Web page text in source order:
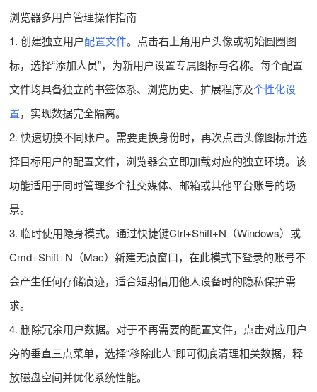
浏览器多用户管理操作指南
1. 创建独立用户配置文件。点击右上角用户头像或初始圆圈图
标，选择“添加人员”，为新用户设置专属图标与名称。每个配置
文件均具备独立的书签体系、浏览历史、扩展程序及个性化设
置，实现数据完全隔离。
2. 快速切换不同账户。需要更换身份时，再次点击头像图标并选
择目标用户的配置文件，浏览器会立即加载对应的独立环境。该
功能适用于同时管理多个社交媒体、邮箱或其他平台账号的场
景。
3. 临时使用隐身模式。通过快捷键Ctrl+Shift+N（Windows）或
Cmd+Shift+N（Mac）新建无痕窗口，在此模式下登录的账号不
会产生任何存储痕迹，适合短期借用他人设备时的隐私保护需
求。
4. 删除冗余用户数据。对于不再需要的配置文件，点击对应用户
旁的垂直三点菜单，选择“移除此人”即可彻底清理相关数据，释
放磁盘空间并优化系统性能。